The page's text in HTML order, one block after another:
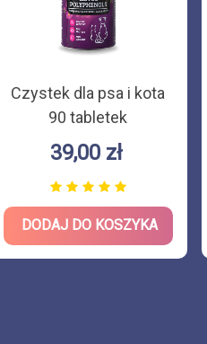
Czystek dla psa i kota
90 tabletek
39,00 zł
DODAJ DO KOSZYKA